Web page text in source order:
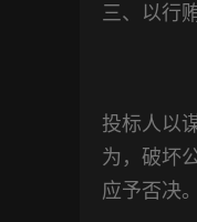
三、以行
投标人以
为，破坏
应予否决。